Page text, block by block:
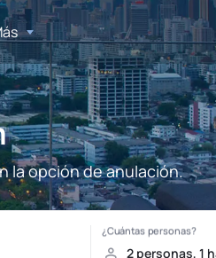
la opción de anulación.